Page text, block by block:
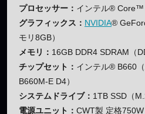
プロセッサー： インテル® Core™
グラフィックス： NVIDIA®
モリ8GB）
メモリ： 16GB DDR4 SDRAM（
チップセット： インテル® B660
B660M-E D4）
システムドライブ： 1TB SSD（
電源ユニット： CWT製 定格